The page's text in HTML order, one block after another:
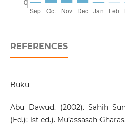
REFERENCES
Buku
Abu Dawud. (2002). Sahih
(Ed.); 1st ed.). Mu’assasah Gharas.